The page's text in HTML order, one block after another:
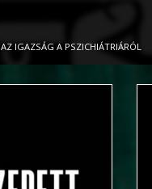
AZ IGAZSÁG A PSZICHIÁTRIÁRÓL